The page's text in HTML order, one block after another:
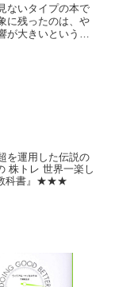
ないタイプの本で
に残ったのは、や
が大きいというこ
を運用した伝説の
株トレ 世界一楽し
教科書』★★★